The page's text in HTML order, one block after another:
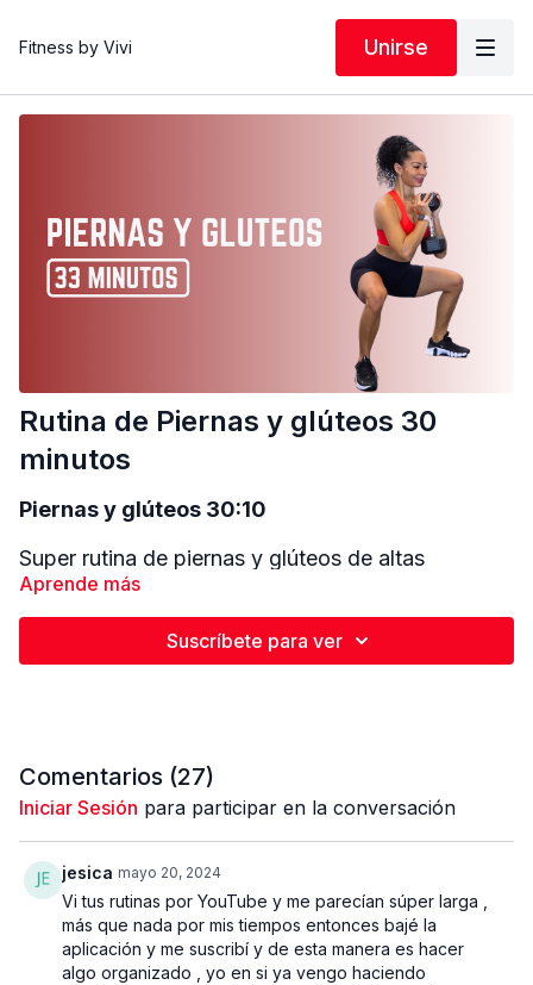
Fitness by Vivi Unirse
Rutina de Piernas y glúteos 30
minutos
Piernas y glúteos 30:10
Super rutina de piernas y glúteos de altas
repeticiones. Rutina completamente guiada que
final. Comenzamos preparando el cuerpo con un
calentamiento general y especifico para despertar
segundos. En esta rutina no recomiendo utilizar un
peso muy pesado para lograr realizar la mayor
combinación lograremos estimular los músculos al
crecimiento, ademas lograr una mayor
tonificación. Escoge un peso mediano moderado,
no tal liviano para que logres sentir el trabajo y
puedas ver resultados en corto tiempo.
Aprende más
Suscríbete para ver
Comentarios (27)
Iniciar Sesión para participar en la conversación
jesica mayo 20, 2024
Vi tus rutinas por YouTube y me parecían súper larga ,
más que nada por mis tiempos entonces bajé la
aplicación y me suscribí y de esta manera es hacer
algo organizado , yo en si ya vengo haciendo